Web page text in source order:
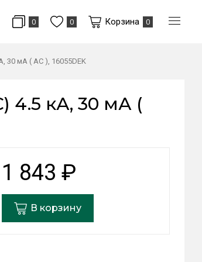
0 0 Корзина 0
30 мА ( AC ), 16055DEK
4.5 кА, 30 мА (
1 843 ₽
В корзину